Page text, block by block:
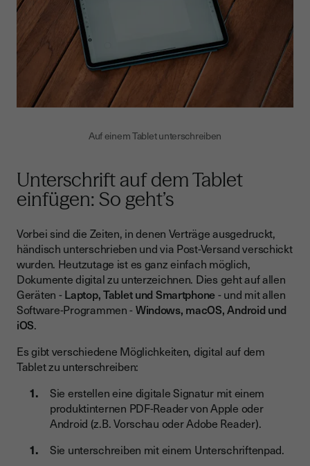
Auf einem Tablet unterschreiben
Unterschrift auf dem Tablet
einfügen: So geht’s
Vorbei sind die Zeiten, in denen Verträge ausgedruckt,
händisch unterschrieben und via Post-Versand verschickt
wurden. Heutzutage ist es ganz einfach möglich,
Dokumente digital zu unterzeichnen. Dies geht auf allen
Geräten -Laptop, Tablet und Smartphone- und mit allen
Software-Programmen -Windows, macOS, Android und
iOS.
Es gibt verschiedene Möglichkeiten, digital auf dem
Tablet zu unterschreiben:
Sie erstellen eine digitale Signatur mit einem
produktinternen PDF-Reader von Apple oder
Android (z.B. Vorschau oder Adobe Reader).
Sie unterschreiben mit einem Unterschriftenpad.